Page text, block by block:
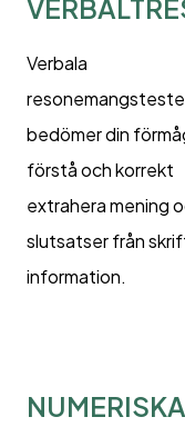
Verbala
bedömer din
förstå och korrekt
extrahera mening
slutsatser från
information.
NUMERISKA